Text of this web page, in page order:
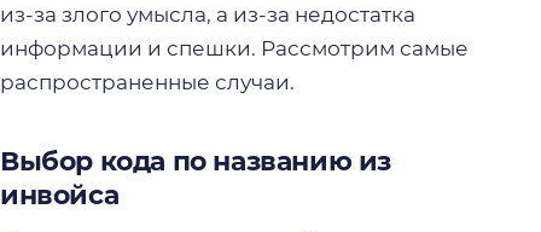
из-за злого умысла, а из-за недостатка
информации и спешки. Рассмотрим самые
распространенные случаи.
Выбор кода по названию из
инвойса